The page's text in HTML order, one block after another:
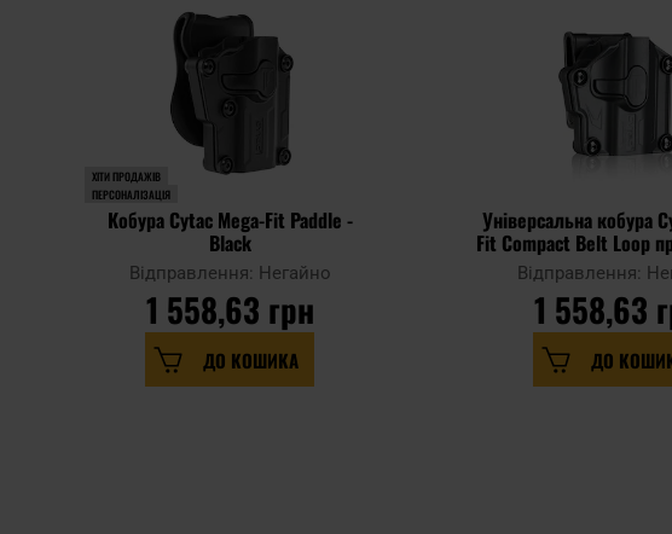
ХІТИ ПРОДАЖІВ
ПЕРСОНАЛІЗАЦІЯ
Кобура Cytac Mega-Fit Paddle -
Black
Відправлення: Негайно
1 558,63 грн
ДО КОШИКА
Універсальна кобура
Fit Compact Belt Loop
Відправлення:
1 558,63
ДО